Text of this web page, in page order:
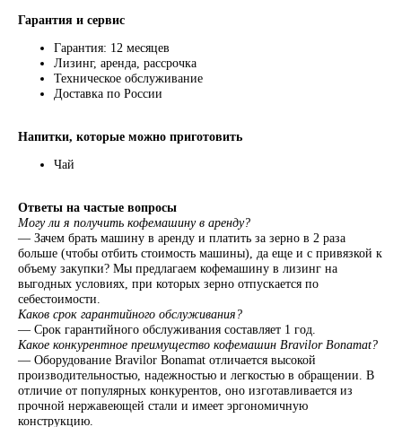
Гарантия и сервис
Гарантия: 12 месяцев
Лизинг, аренда, рассрочка
Техническое обслуживание
Доставка по России
Напитки, которые можно приготовить
Чай
Ответы на частые вопросы
Могу ли я получить кофемашину в аренду?
— Зачем брать машину в аренду и платить за зерно в 2 раза
больше (чтобы отбить стоимость машины), да еще и с привязкой к
объему закупки? Мы предлагаем кофемашину в лизинг на
выгодных условиях, при которых зерно отпускается по
себестоимости.
Каков срок гарантийного обслуживания?
— Срок гарантийного обслуживания составляет 1 год.
Какое конкурентное преимущество кофемашин Bravilor Bonamat?
— Оборудование Bravilor Bonamat отличается высокой
производительностью, надежностью и легкостью в обращении. В
отличие от популярных конкурентов, оно изготавливается из
прочной нержавеющей стали и имеет эргономичную
конструкцию.
Не является публичной офертой. Инновационные решения
ежедневно с 9:00 до 18:00
почта
телефон
г. Люберцы,
Котельнический
проезд, д. 3
Я соглашаюсь на обработку персональных данных
согласно политике конфиденциальности
ОБУЧЕНИЕ
CTM
КАТАЛОГ
Политика обработки персональных данных
Политика возврата и обмена
Оплата и доставка